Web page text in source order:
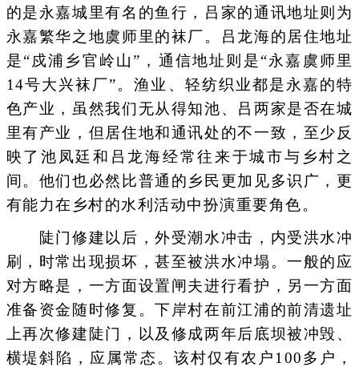
的是永嘉城里有名的鱼行，吕家的通讯地址则为
永嘉繁华之地虞师里的袜厂。吕龙海的居住地址
是“戍浦乡官岭山”，通信地址则是“永嘉虞师里
14号大兴袜厂”。渔业、轻纺织业都是永嘉的特
色产业，虽然我们无从得知池、吕两家是否在城
里有产业，但居住地和通讯处的不一致，至少反
映了池凤廷和吕龙海经常往来于城市与乡村之
间。他们也必然比普通的乡民更加见多识广，更
有能力在乡村的水利活动中扮演重要角色。
陡门修建以后，外受潮水冲击，内受洪水冲
刷，时常出现损坏，甚至被洪水冲塌。一般的应
对方略是，一方面设置闸夫进行看护，另一方面
准备资金随时修复。下岸村在前江浦的前清遗址
上再次修建陡门，以及修成两年后底坝被冲毁、
横堤斜陷，应属常态。该村仅有农户100多户，